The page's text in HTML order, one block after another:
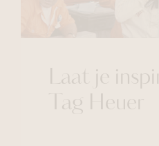
Laat je
Tag Heuer